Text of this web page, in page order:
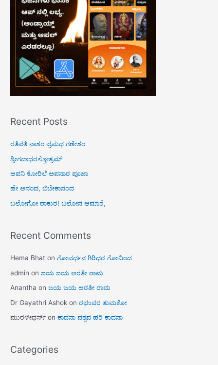
Recent Posts
ರತಿಪತಿ ನಾಶಂ ಪ್ರಮಥ ಗಣೇಶಂ
ಶ್ರೀಗದಾಧರಸ್ತೋತ್ರಮ್
ಆಪನಿ ಕೋರಿಲೆ ಅಪನಾರ ಪೂಜಾ
ಹೇ ಆನಂದ, ಬಿಬೇಕಾನಂದ
ಬಲೋಗೋ ಠಾಕುರ! ಬಲೋನ ಆಮಾರೆ,
Recent Comments
Hema Bhat onಗೋವರ್ಧನ ಗಿರಿಧರ ಗೋವಿಂದ
admin onಜಯ ಜಯ ಆರತೀ ರಾಮ
Anantha onಜಯ ಜಯ ಆರತೀ ರಾಮ
Dr Gayathri Ashok onರಘುವರ ತುಮಕೋ
ಮುರಳೀಧರ್ಸ್ onಕಾದನಾ ವತ್ಸವ ಹರಿ ಕಾದನಾ
Categories